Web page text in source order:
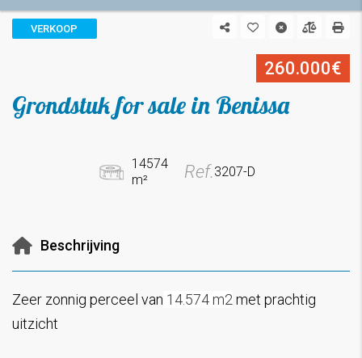
VERKOOP
260.000€
Grondstuk for sale in Benissa
14574
m²
Ref. 3207-D
Beschrijving
Zeer zonnig perceel van 14.574 m2 met prachtig
uitzicht